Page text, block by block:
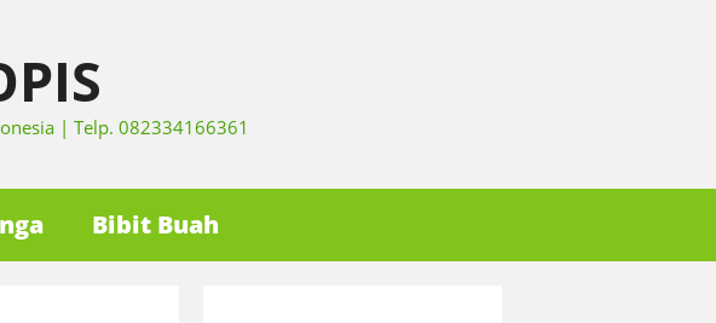
| Telp. 082334166361
Bibit Buah